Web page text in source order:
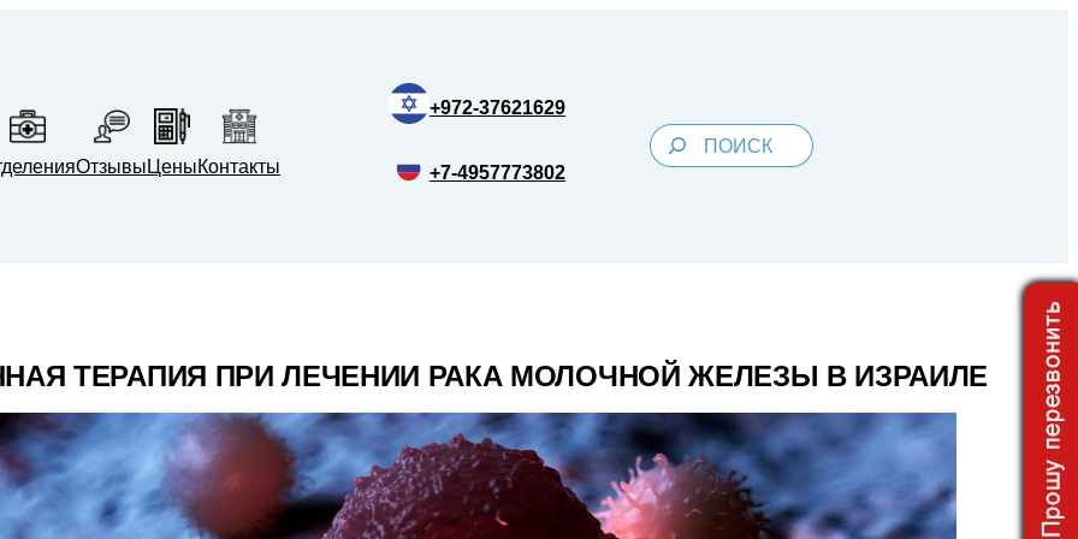
Отзывы ЦеныКонтакты
+972-37621629
+7-4957773802
Поиск
ТЕРАПИЯ ПРИ ЛЕЧЕНИИ РАКА МОЛОЧНОЙ ЖЕЛЕЗЫ В ИЗРАИЛЕ